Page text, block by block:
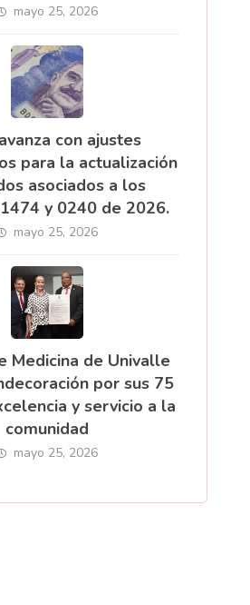
mayo 25, 2026
con ajustes
para la actualización
asociados a los
y 0240 de 2026.
mayo 25, 2026
Medicina de Univalle
por sus 75
y servicio a la
comunidad
mayo 25, 2026